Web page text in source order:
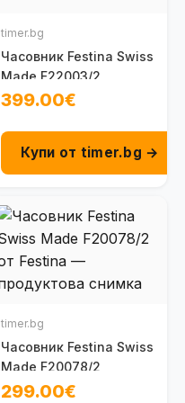
timer.bg
Часовник Festina Swiss
Made F22003/2
399.00€
Купи от timer.bg →
timer.bg
Часовник Festina Swiss
Made F20078/2
299.00€